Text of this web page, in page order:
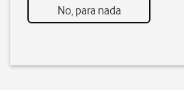
No, para nada